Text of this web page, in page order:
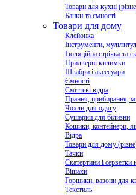
Товари для кухні
Банки та ємності
Товари для дому
Клейонка
Інструменти,
Ізоляційна стрічка та
Придверні килимки
Швабри і аксесуари
Ємності
Сміттєві відра
Прання, прибирання,
Чохли для одягу
Сушарки для білизни
Кошики, контейнери,
Відра
Товари для дому
Тачки
Скатертини і серветки
Вішаки
Горщики, вазони для
Текстиль